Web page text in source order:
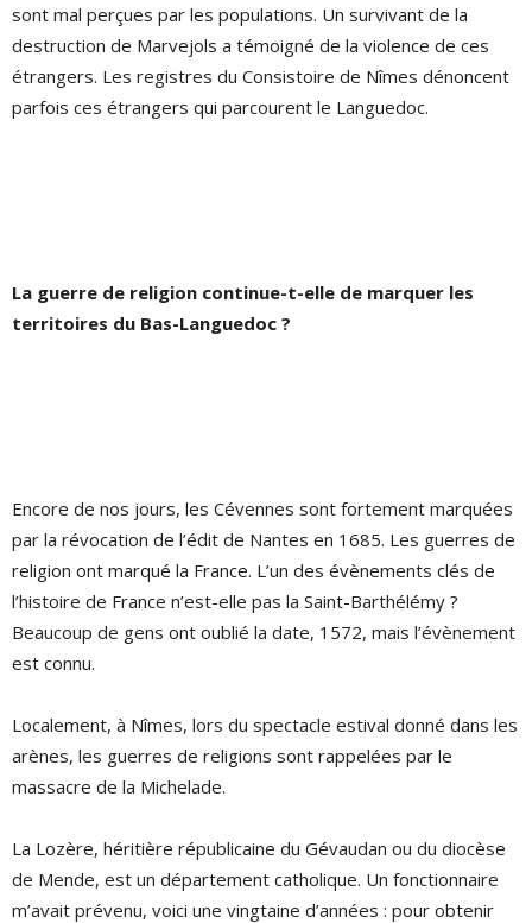
sont mal perçues par les populations. Un survivant de la
destruction de Marvejols a témoigné de la violence de ces
étrangers. Les registres du Consistoire de Nîmes dénoncent
parfois ces étrangers qui parcourent le Languedoc.
La guerre de religion continue-t-elle de marquer les
territoires du Bas-Languedoc ?
Encore de nos jours, les Cévennes sont fortement marquées
par la révocation de l’édit de Nantes en 1685. Les guerres de
religion ont marqué la France. L’un des évènements clés de
l’histoire de France n’est-elle pas la Saint-Barthélémy ?
Beaucoup de gens ont oublié la date, 1572, mais l’évènement
est connu.
Localement, à Nîmes, lors du spectacle estival donné dans les
arènes, les guerres de religions sont rappelées par le
massacre de la Michelade.
La Lozère, héritière républicaine du Gévaudan ou du diocèse
de Mende, est un département catholique. Un fonctionnaire
m’avait prévenu, voici une vingtaine d’années : pour obtenir